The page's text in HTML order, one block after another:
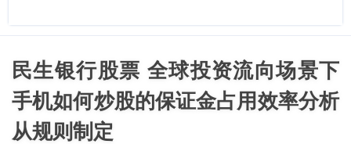
民生银行股票 全球投资流向场景下
手机如何炒股的保证金占用效率分析
从规则制定